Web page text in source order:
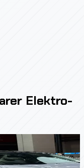
Elektro-